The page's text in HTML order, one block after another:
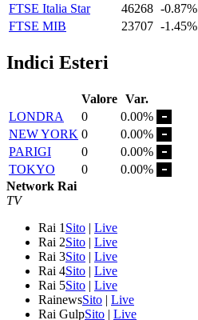
FTSE Italia Star
46268 -0.87%
FTSE MIB
23707 -1.45%
Indici Esteri
Valore Var.
LONDRA
0
0.00%
NEW YORK 0
0.00%
PARIGI
0
0.00%
TOKYO
0
0.00%
Network Rai
TV
Rai 1 Sito | Live
Rai 2Sito | Live
Rai 3Sito | Live
Rai 4Sito | Live
Rai 5Sito | Live
RainewsSito | Live
Rai GulpSito | Live